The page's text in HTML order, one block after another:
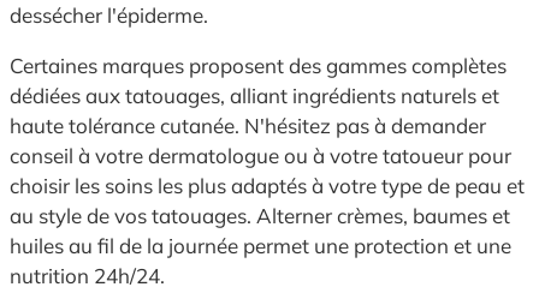
dessécher l'épiderme.
Certaines marques proposent des gammes complètes
dédiées aux tatouages, alliant ingrédients naturels et
haute tolérance cutanée. N'hésitez pas à demander
conseil à votre dermatologue ou à votre tatoueur pour
choisir les soins les plus adaptés à votre type de peau et
au style de vos tatouages. Alterner crèmes, baumes et
huiles au fil de la journée permet une protection et une
nutrition 24h/24.